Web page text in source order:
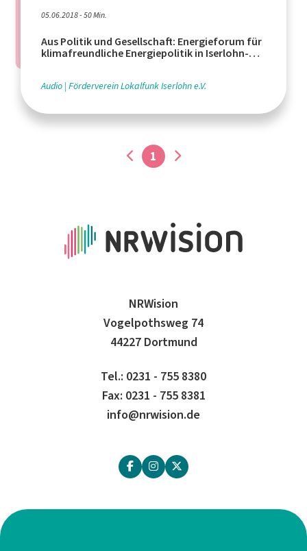
05.06.2018 - 50 Min.
Aus Politik und Gesellschaft: Energieforum für
klimafreundliche Energiepolitik in Iserlohn-
Audio Förderverein Lokalfunk Iserlohn e.V.
1
NRWision
Vogelpothsweg 74
44227 Dortmund
Tel.: 0231 - 755 8380
Fax: 0231 - 755 8381
info@nrwision.de